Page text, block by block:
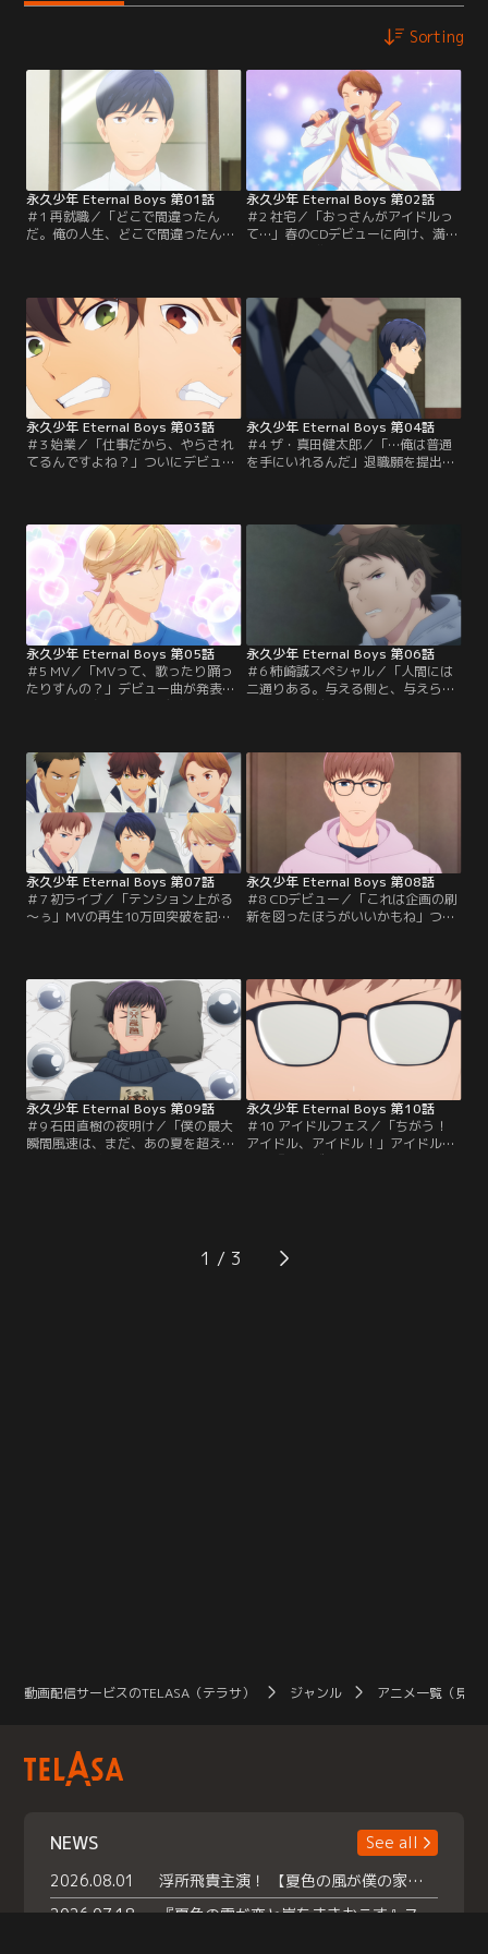
Sorting
永久少年 Eternal Boys 第01話
＃1 再就職／「どこで間違ったん
だ。俺の人生、どこで間違ったん
ーとして再就職を決めた。しかし、
研修のためホテルの宴会場へ向かっ
た真田は、満プロ40周年を記念して
結成されたおっさんアイドルプロジ
ェクト「永久少年」のメンバーとし
てステージに立っていた--！
永久少年 Eternal Boys 第02話
＃2 社宅／「おっさんがアイドルっ
て…」春のCDデビューに向け、満プ
が設置され、朝昼晩1時間ずつ彼ら
の様子が撮影される仕組みだ。集合
したおっさんたちは一人ずつ自己紹
介を始めるが、状況が理解できてい
ない真田は戸惑うばかりで…。
永久少年 Eternal Boys 第03話
＃3 始業／「仕事だから、やらされ
てるんですよね？」ついにデビュー
ぐレッスンの日々。永久少年は話題
作りのために国民的アイドル
「Gentlemen」の踊ってみた動画に
挑戦することに。しかし、つい弱音
を吐く真田を、石田は厳しく責め
る。
永久少年 Eternal Boys 第04話
＃4 ザ・真田健太郎／「…俺は普通
を手にいれるんだ」退職願を提出し
後に控えたある日、真田は柿崎に呼
び出され居酒屋「しょっぺえ」で酒
を飲み交わし、連れられるままに夜
の公園へ足を運ぶ。そこにはひとり
ダンスの練習に励んでいる石田の姿
永久少年 Eternal Boys 第05話
＃5 MV／「MVって、歌ったり踊っ
たりすんの？」デビュー曲が発表さ
れ湧き立つ永久少年！デビューへ向
り出すために満プロの人気子役・宇
喜多蓮とぺぺちゃんを登場させた
MVの制作を決める。しかし、蓮が
MVへの出演を拒否し、現場は騒然
となる。さらにペペちゃんがスタジ
オを脱走してしまい…！？
永久少年 Eternal Boys 第06話
＃6 柿崎誠スペシャル／「人間には
二通りある。与える側と、与えられ
る側」22年前、新宿歌舞伎町の裏路
た。しかし、心の支えであった母の
死をきっかけに、充実した日々を送
っていた柿崎の心に隙間が生まれて
いた。ある日、柿崎は満プロの社
長・福子からある提案を受ける。
永久少年 Eternal Boys 第07話
＃7 初ライブ／「テンション上がる
～ぅ」MVの再生10万回突破を記念
ョッピングモールでのイベントは惨
敗。落ち込むメンバーに真田がリベ
ンジの場として提案したのはスーパ
ーでのミニライブ。しかし、ミニラ
イブの開催と引き換えにセールの手
伝いに…。
永久少年 Eternal Boys 第08話
＃8 CDデビュー／「これは企画の刷
新を図ったほうがいいかもね」つい
向上のため、メンバーの個性を活か
した動画配信を行うことに。過去の
経験を活かした動画配信は徐々に再
生数を伸ばしていく。一方、今川の
だらけた私生活に…。
永久少年 Eternal Boys 第09話
＃9 石田直樹の夜明け／「僕の最大
瞬間風速は、まだ、あの夏を超えて
の憧れを隠したまま中学教師となっ
た石田は、進路相談で生徒から「ア
永久少年 Eternal Boys 第10話
＃10 アイドルフェス／「ちがう！
アイドル、アイドル！」アイドルの
祭典『メンズアイドルフェス』に出
違えられながらもステージに立った
永久少年だったが、パフォーマンス
1
動画配信サービスのTELASA（テラサ） ジャンル アニメ一覧（見放
NEWS
See all
2026.08.01
浮所飛貴主演！ 【夏色の風が僕の家にやってきた】 本日よりテラサで独占配信スタート！
2026.07.18
『夏色の雲が恋と嵐をまきおこす』スペシャルメイキング 【Part1】2026年７月18日（土）23時30分～配信スタート！話題のシーンの裏側を大公開！豪華キャスト大集合！ 『武宮家 真夏の家族会議』開催！